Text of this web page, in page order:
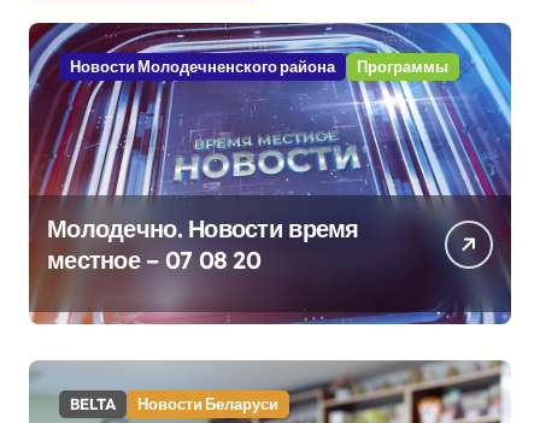
Новости Молодечненского района Программы
Молодечно. Новости время
местное – 07 08 20
BELTA Новости Беларуси